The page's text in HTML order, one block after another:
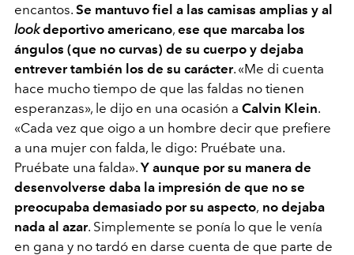
encantos. Se mantuvo fiel a las camisas amplias y al
lookdeportivo americano, ese que marcaba los
ángulos (que no curvas) de su cuerpo y dejaba
entrever también los de su carácter. «Me di cuenta
hace mucho tiempo de que las faldas no tienen
esperanzas», le dijo en una ocasión a Calvin Klein.
«Cada vez que oigo a un hombre decir que prefiere
a una mujer con falda, le digo: Pruébate una.
Pruébate una falda». Y aunque por su manera de
desenvolverse daba la impresión de que no se
preocupaba demasiado por su aspecto, no dejaba
nada al azar. Simplemente se ponía lo que le venía
en gana y no tardó en darse cuenta de que parte de